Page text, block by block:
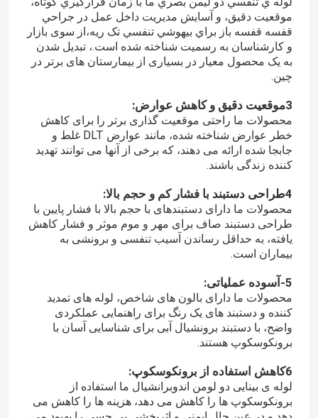
نمایش واقعیت مجازی
درباره ما
تور کارخانه
کنترل کیفیت
با ما تماس بگیرید
اخبار
لوله تراشه تقویت شده
لوله اندوتراخیال زره دار
موقعيت دقيق، و آسايش مدیریت داخل عمل در جراحي
قفسه قفسه باز براي بیهوشي تنفسي تک ریه،از سوی بازار
و کارشناسان به رسمیت شناخته شده است.، تبدیل شدن
به یک محصول معیار در بسیاری از بیمارستان های برتر در
چین.
3موقعیت دقیق و کاهش عوارض:
محصولات ما راحتی موقعیت گذاری برتر را برای کاهش
خطر عوارض شناخته شده، مانند عوارض DLT غلط و
جابجا شده ارائه می دهند، که برخی از آنها می توانند تهدید
کننده زندگی باشند.
4طراحی دستبند با فشار کم و حجم بالا:
محصولات ما دارای دستبندهای با حجم بالا با فشار پایین با
طراحی دستبند صاف برای مهر و موم موثر و فشار کاهش
یافته، به حداقل رساندن آسیب تنفسی و برونشی به
بیماران است.
5-آسوده عملیاتی:
محصولات ما دارای بالون های شاخص، لوله های تمدید
کننده و دستبند های یک رنگ برای راهنمایی عملکردی
واضح، با دستبند برونشیال آبی برای شناسایی آسان با
برونکوسکوپ هستند.
6کاهش استفاده از برونکوسکوپ:
لوله ی بینایی دو لومن اندوبرانشیال ما استفاده از
برونکوسکوپ ها را کاهش می دهد، هزینه ها را کاهش می